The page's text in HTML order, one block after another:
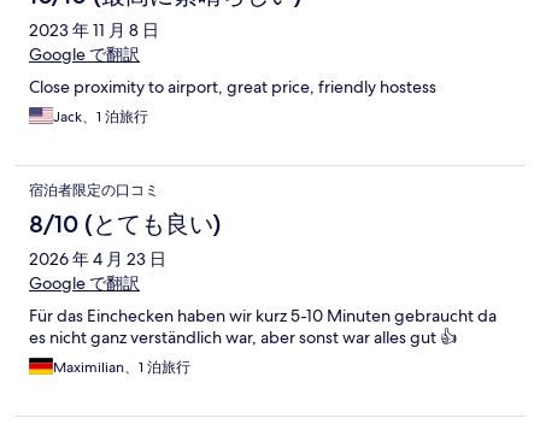
2023 年 11 月 8 日
Google で翻訳
Close proximity to airport, great price, friendly hostess
Jack、1 泊旅行
宿泊者限定の口コミ
8/10 (とても良い)
2026 年 4 月 23 日
Google で翻訳
Für das Einchecken haben wir kurz 5-10 Minuten gebraucht da
es nicht ganz verständlich war, aber sonst war alles gut 👍
Maximilian、1 泊旅行